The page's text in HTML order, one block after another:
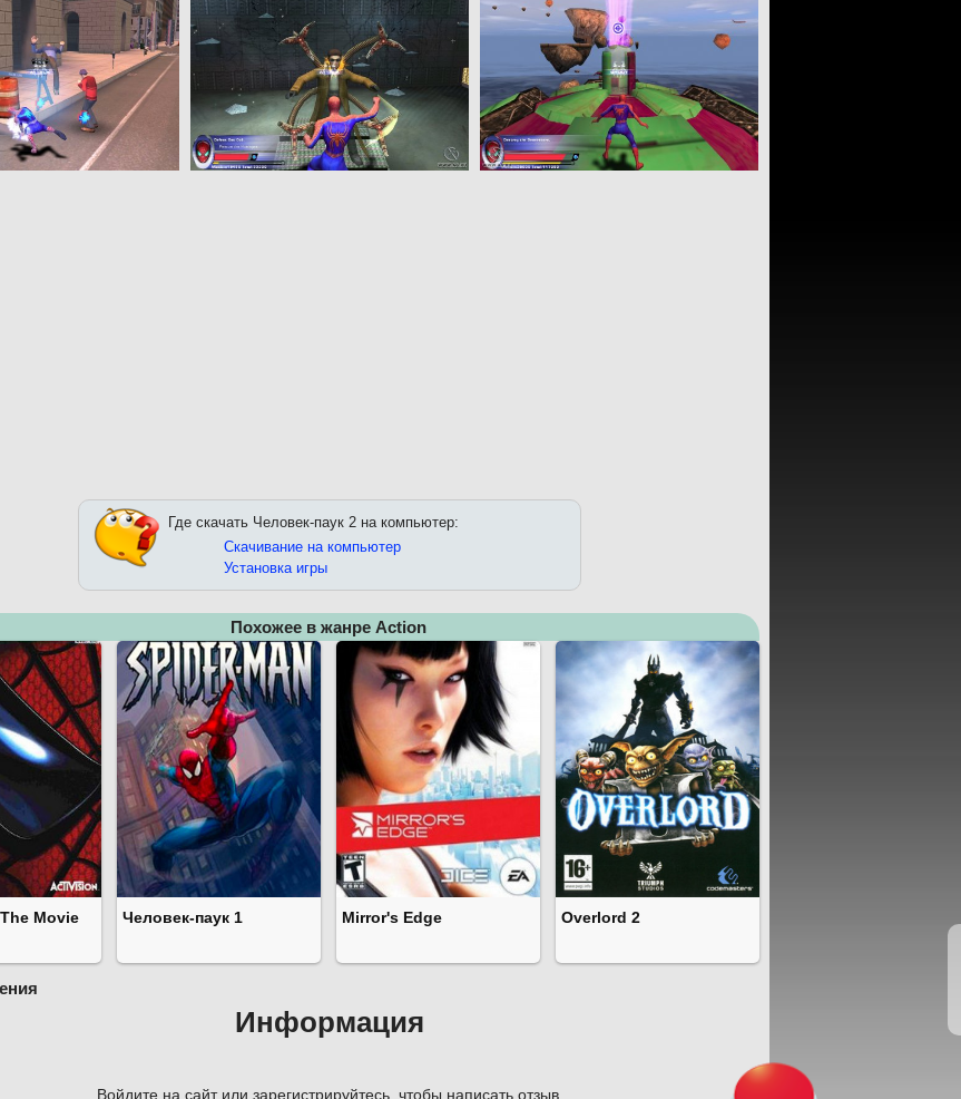
Где скачать Человек-паук 2 на компьютер:
Скачивание на компьютер
Установка игры
Похожее в жанре Action
Movie Человек-паук 1 Mirror's Edge Overlord 2
Информация
Войдите на сайт или зарегистрируйтесь, чтобы написать отзыв.